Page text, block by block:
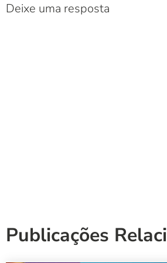
Deixe uma resposta
Publicações